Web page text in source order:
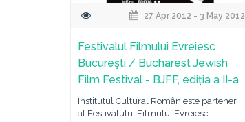
27 Apr 2012 - 3 May 2012
Festivalul Filmului Evreiesc
Bucureşti / Bucharest Jewish
Film Festival - BJFF, ediția a II-a
Institutul Cultural Român este partener
al Festivalului Filmului Evreiesc